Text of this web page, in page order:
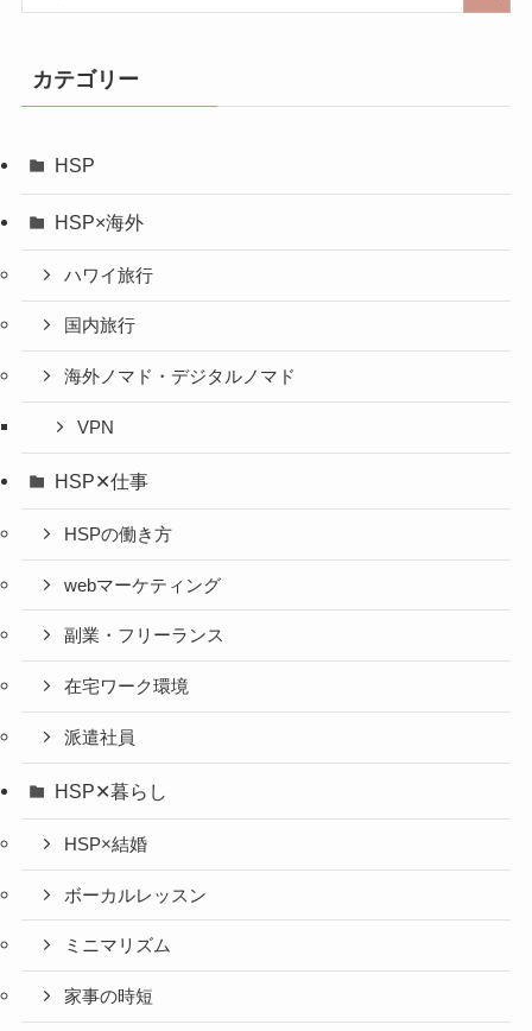
カテゴリー
HSP
HSP×海外
ハワイ旅行
国内旅行
海外ノマド・デジタルノマド
VPN
HSP✕仕事
HSPの働き方
webマーケティング
副業・フリーランス
在宅ワーク環境
派遣社員
HSP✕暮らし
HSP×結婚
ボーカルレッスン
ミニマリズム
家事の時短